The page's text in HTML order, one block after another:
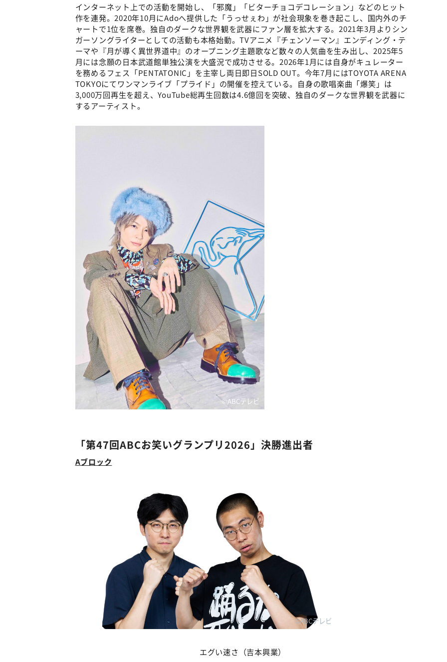
インターネット上での活動を開始し、「邪魔」「ビターチョコデコレーション」などのヒット
作を連発。2020年10月にAdoへ提供した「うっせぇわ」が社会現象を巻き起こし、国内外のチ
ャートで1位を席巻。独自のダークな世界観を武器にファン層を拡大する。2021年3月よりシン
ガーソングライターとしての活動も本格始動。TVアニメ『チェンソーマン』エンディング・テ
ーマや『月が導く異世界道中』のオープニング主題歌など数々の人気曲を生み出し、2025年5
月には念願の日本武道館単独公演を大盛況で成功させる。2026年1月には自身がキュレーター
を務めるフェス「PENTATONIC」を主宰し両日即日SOLD OUT。今年7月にはTOYOTA ARENA
TOKYOにてワンマンライブ「プライド」の開催を控えている。自身の歌唱楽曲「爆笑」は
3,000万回再生を超え、YouTube総再生回数は4.6億回を突破、独自のダークな世界観を武器に
するアーティスト。
©ABCテレビ
「第47回ABCお笑いグランプリ2026」決勝進出者
Aブロック
©ABCテレビ
エグい速さ（吉本興業）